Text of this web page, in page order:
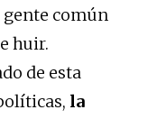
gente común
huir.
de esta
la